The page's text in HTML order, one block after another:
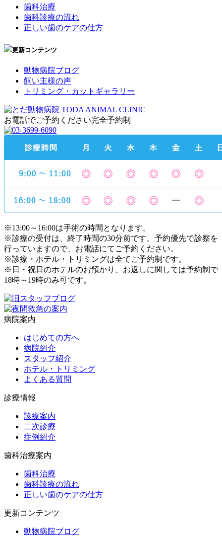
歯科治療
歯科診療の流れ
正しい歯のケアの仕方
更新コンテンツ
動物病院ブログ
飼い主様の声
トリミング・カットギャラリー
お電話でご予約ください完全予約制
※13:00～16:00は手術の時間となります。
※診療の受付は、終了時間の30分前です。予約優先で診察を
行っていますので、お電話にてご予約ください。
※診療・ホテル・トリミングは全てご予約制です。
※日・祝日のホテルのお預かり、お返しに関しては予約制で
18時～19時のみ可です。
病院案内
はじめての方へ
病院紹介
スタッフ紹介
ホテル・トリミング
よくある質問
診療情報
診療案内
二次診療
症例紹介
歯科治療案内
歯科治療
歯科診療の流れ
正しい歯のケアの仕方
更新コンテンツ
動物病院ブログ